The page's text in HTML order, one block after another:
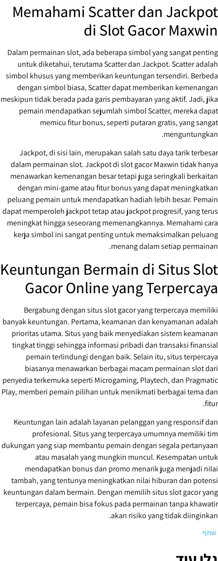
Memahami Scatter dan Jackpot
di Slot Gacor Maxwin
Dalam permainan slot, ada beberapa simbol yang sangat penting
untuk diketahui, terutama Scatter dan Jackpot. Scatter adalah
simbol khusus yang memberikan keuntungan tersendiri. Berbeda
dengan simbol biasa, Scatter dapat memberikan kemenangan
meskipun tidak berada pada garis pembayaran yang aktif. Jadi, jika
pemain mendapatkan sejumlah simbol Scatter, mereka dapat
memicu fitur bonus, seperti putaran gratis, yang sangat
menguntungkan.
Jackpot, di sisi lain, merupakan salah satu daya tarik terbesar
dalam permainan slot. Jackpot di slot gacor Maxwin tidak hanya
menawarkan kemenangan besar tetapi juga seringkali berkaitan
dengan mini-game atau fitur bonus yang dapat meningkatkan
peluang pemain untuk mendapatkan hadiah lebih besar. Pemain
dapat memperoleh jackpot tetap atau jackpot progresif, yang terus
meningkat hingga seseorang memenangkannya. Memahami cara
kerja simbol ini sangat penting untuk memaksimalkan peluang
menang dalam setiap permainan.
Keuntungan Bermain di Situs Slot
Gacor Online yang Terpercaya
Bergabung dengan situs slot gacor yang terpercaya memiliki
banyak keuntungan. Pertama, keamanan dan kenyamanan adalah
prioritas utama. Situs yang baik menyediakan sistem keamanan
tingkat tinggi sehingga informasi pribadi dan transaksi finansial
pemain terlindungi dengan baik. Selain itu, situs terpercaya
biasanya menawarkan berbagai macam permainan slot dari
penyedia terkemuka seperti Microgaming, Playtech, dan Pragmatic
Play, memberi pemain pilihan untuk menikmati berbagai tema dan
fitur.
Keuntungan lain adalah layanan pelanggan yang responsif dan
profesional. Situs yang terpercaya umumnya memiliki tim
dukungan yang siap membantu pemain dengan segala pertanyaan
atau masalah yang mungkin muncul. Kesempatan untuk
mendapatkan bonus dan promo menarik juga menjadi nilai
tambah, yang tentunya meningkatkan nilai hiburan dan potensi
keuntungan dalam bermain. Dengan memilih situs slot gacor yang
terpercaya, pemain bisa fokus pada permainan tanpa khawatir
akan risiko yang tidak diinginkan.
שתף